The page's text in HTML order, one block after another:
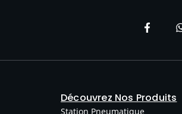
Découvrez Nos Produits
Station Pneumatique